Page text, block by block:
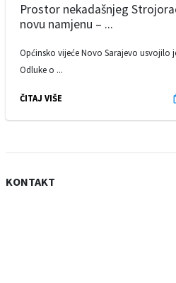
Prostor nekadašnjeg
novu namjenu – ...
Općinsko vijeće Novo Sarajevo usvojilo
Odluke o ...
ČITAJ VIŠE
KONTAKT